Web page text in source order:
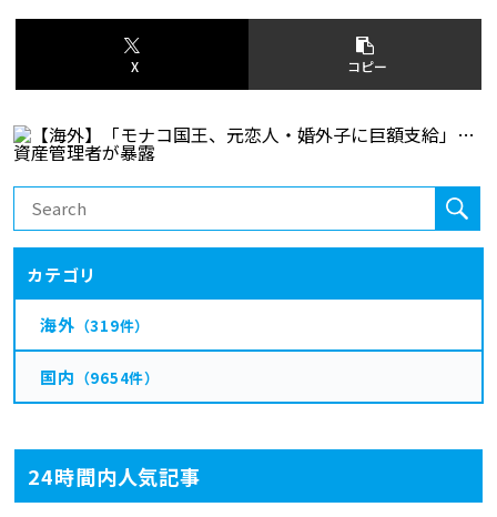
24時間内人気記事
X コピー
カテゴリ
海外 （319件）
国内 （9654件）